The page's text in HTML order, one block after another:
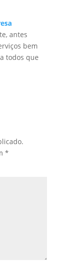
antes
bem
todos que
*